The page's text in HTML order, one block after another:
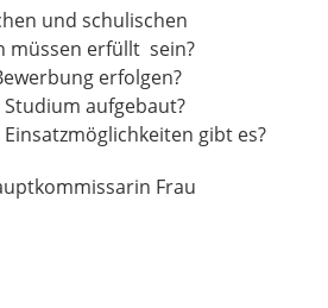
und schulischen
müssen erfüllt sein?
erfolgen?
aufgebaut?
gibt es?
Frau